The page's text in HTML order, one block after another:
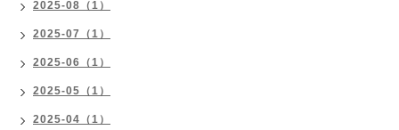
2025-08（1）
2025-07（1）
2025-06（1）
2025-05（1）
2025-04（1）